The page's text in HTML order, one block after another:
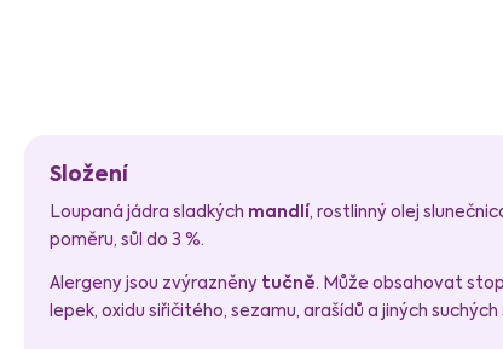
Složení
Loupaná jádra sladkých mandlí, rostlinný olej
poměru, sůl do 3 %.
Alergeny jsou zvýrazněny tučně. Může obsahovat
lepek, oxidu siřičitého, sezamu, arašídů a jiných